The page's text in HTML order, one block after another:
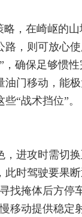
，在崎岖的
，则可放心
确保足够惯
门移动，能
“战术挡位”。
进攻时需切
时驾驶要果
找掩体后方停
移动提供稳